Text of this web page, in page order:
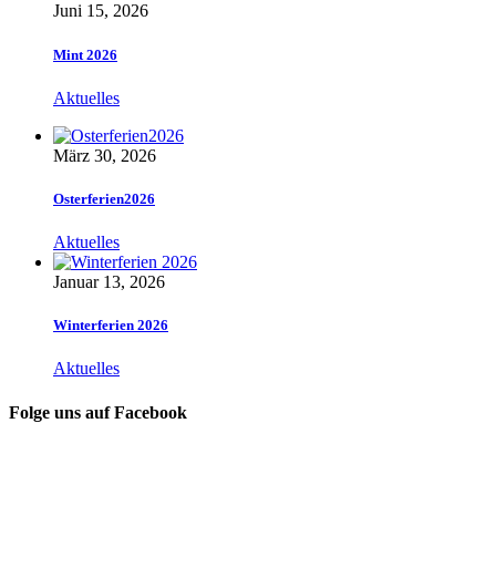
Juni 15, 2026
Mint 2026
Aktuelles
März 30, 2026
Osterferien2026
Aktuelles
Januar 13, 2026
Winterferien 2026
Aktuelles
Folge uns auf Facebook